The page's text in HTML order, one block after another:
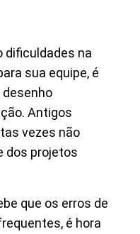
dificuldades na
sua equipe, é
desenho
Antigos
vezes não
dos projetos
que os erros de
é hora